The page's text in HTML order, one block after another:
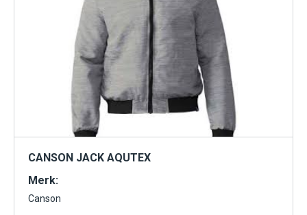
CANSON JACK AQUTEX
Merk:
Canson